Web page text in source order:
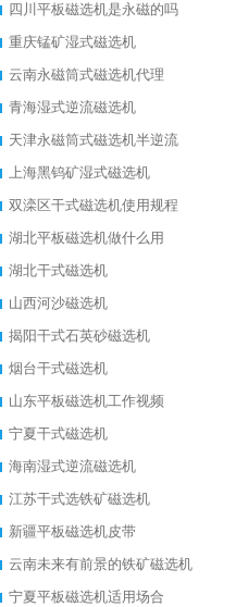
四川平板磁选机是永磁的吗
重庆锰矿湿式磁选机
云南永磁筒式磁选机代理
青海湿式逆流磁选机
天津永磁筒式磁选机半逆流
上海黑钨矿湿式磁选机
双滦区干式磁选机使用规程
湖北平板磁选机做什么用
湖北干式磁选机
山西河沙磁选机
揭阳干式石英砂磁选机
烟台干式磁选机
山东平板磁选机工作视频
宁夏干式磁选机
海南湿式逆流磁选机
江苏干式选铁矿磁选机
新疆平板磁选机皮带
云南未来有前景的铁矿磁选机
宁夏平板磁选机适用场合